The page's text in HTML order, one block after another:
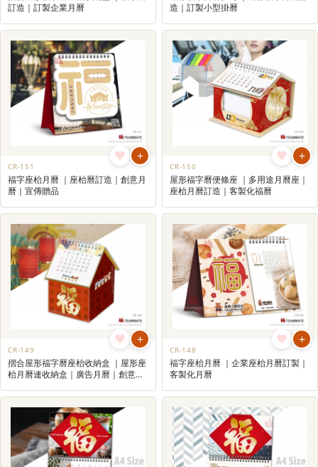
訂造｜訂製企業月曆
造｜訂製小型掛曆
+
CR-151
福字座枱月曆 ｜座枱曆訂造｜創意月
曆｜宣傳贈品
+
CR-150
屋形福字曆便條座 ｜多用途月曆座｜
座枱月曆訂造｜客製化福曆
+
CR-149
摺合屋形福字曆座枱收納盒 ｜屋形座
枱月曆連收納盒｜廣告月曆｜創意月
+
CR-148
福字座枱月曆 ｜企業座枱月曆訂製｜
客製化月曆